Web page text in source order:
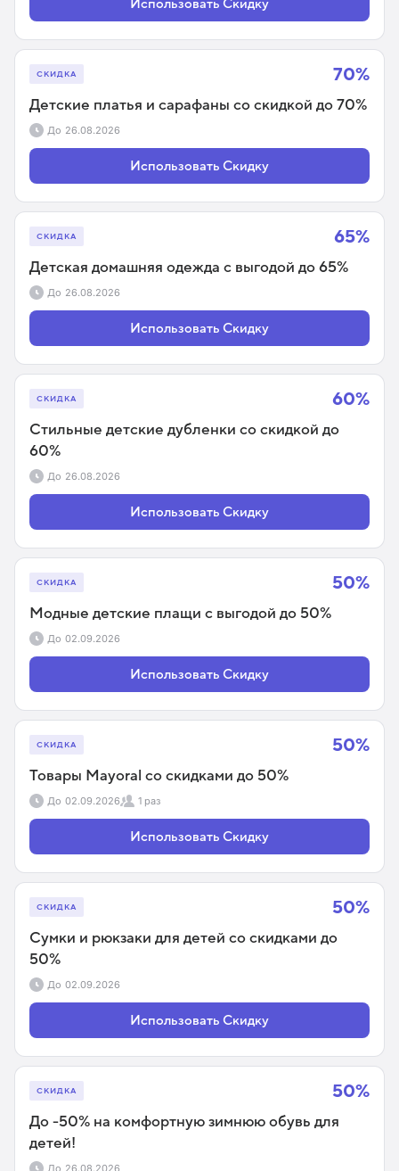
Использовать Скидку
70%
СКИДКА
Детские платья и сарафаны со скидкой до 70%
До 26.08.2026
Использовать Скидку
65%
СКИДКА
Детская домашняя одежда с выгодой до 65%
До 26.08.2026
Использовать Скидку
60%
СКИДКА
Стильные детские дубленки со скидкой до
60%
До 26.08.2026
Использовать Скидку
50%
СКИДКА
Модные детские плащи с выгодой до 50%
До 02.09.2026
Использовать Скидку
50%
СКИДКА
Товары Mayoral со скидками до 50%
До 02.09.2026 1 раз
Использовать Скидку
50%
СКИДКА
Сумки и рюкзаки для детей со скидками до
50%
До 02.09.2026
Использовать Скидку
50%
СКИДКА
До -50% на комфортную зимнюю обувь для
детей!
До 26.08.2026